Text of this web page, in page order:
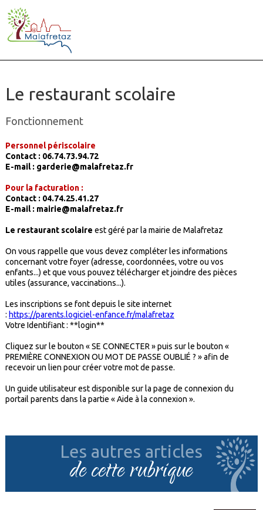
Le restaurant scolaire
Fonctionnement
Personnel périscolaire
Contact : 06.74.73.94.72
E-mail : garderie@malafretaz.fr
Pour la facturation :
Contact : 04.74.25.41.27
E-mail : mairie@malafretaz.fr
Le restaurant scolaire est géré par la mairie de Malafretaz
On vous rappelle que vous devez compléter les informations
concernant votre foyer (adresse, coordonnées, votre ou vos
enfants...) et que vous pouvez télécharger et joindre des pièces
utiles (assurance, vaccinations...).
Les inscriptions se font depuis le site internet
: https://parents.logiciel-enfance.fr/malafretaz
Votre Identifiant : **login**
Cliquez sur le bouton « SE CONNECTER » puis sur le bouton «
PREMIÈRE CONNEXION OU MOT DE PASSE OUBLIÉ ? » afin de
recevoir un lien pour créer votre mot de passe.
Un guide utilisateur est disponible sur la page de connexion du
portail parents dans la partie « Aide à la connexion ».
Les autres articles
de cette rubrique